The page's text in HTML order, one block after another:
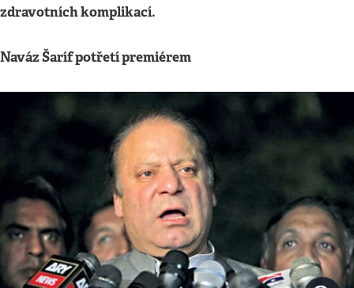
zdravotních komplikací.
Naváz Šaríf potřetí premiérem